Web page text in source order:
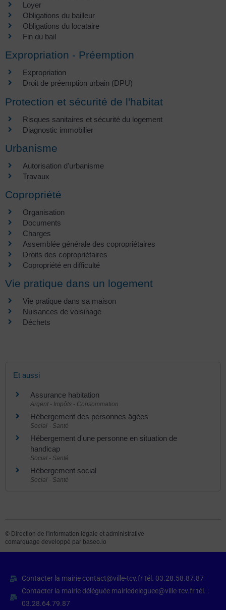
Loyer
Obligations du bailleur
Obligations du locataire
Fin du bail
Expropriation - Préemption
Expropriation
Droit de préemption urbain (DPU)
Protection et sécurité de l'habitat
Risques sanitaires et sécurité du logement
Diagnostic immobilier
Urbanisme
Autorisation d'urbanisme
Travaux
Copropriété
Organisation
Documents
Charges
Assemblée générale des copropriétaires
Droits des copropriétaires
Copropriété en difficulté
Vie pratique dans un logement
Vie pratique dans sa maison
Nuisances de voisinage
Déchets
Et aussi
Assurance habitation
Argent - Impôts - Consommation
Hébergement des personnes âgées
Social - Santé
Hébergement d'une personne en situation de
handicap
Social - Santé
Hébergement social
Social - Santé
© Direction de l'information légale et administrative
comarquage developpé par baseo.io
Contacter la mairie contact@ville-tcv.fr tél. 03.28.58.87.87
Contacter la mairie déléguée mairiedeleguee@ville-tcv.fr tél. :
03.28.64.79.87